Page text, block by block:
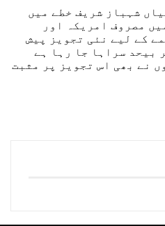
شہباز شریف خطے میں
مصروف امریکہ اور
کے لیے نئی تجویز پیش
بیحد سراہا جا رہا ہے
نے بھی اس تجویز پر مثبت